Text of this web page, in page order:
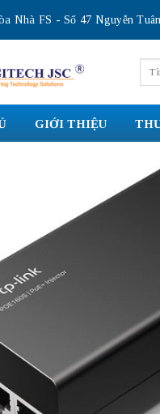
Nhà FS - Số 47 Nguyễn
GIỚI THIỆU